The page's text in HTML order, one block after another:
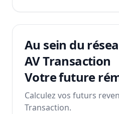
Au sein du
AV Transaction
Votre future
Calculez vos futurs
Transaction.